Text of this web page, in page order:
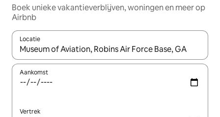
Boek unieke vakantieverblijven, woningen en meer op
Airbnb
Locatie
Wanneer er resultaten beschikbaar zijn, maak je een keuze
Aankomst
Vertrek